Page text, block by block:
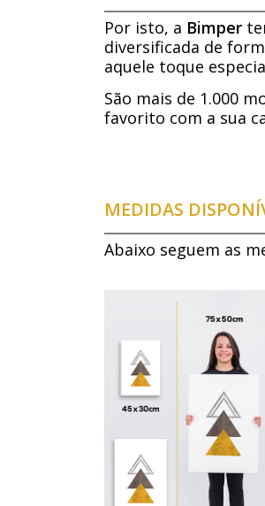
Por isto, a Bimper
diversificada de
aquele toque
São mais de 1.000
favorito com a sua
MEDIDAS
Abaixo seguem as